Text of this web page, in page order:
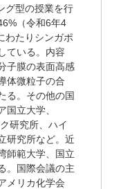
グ型の授業を行
（令和6年4
わたりシンガポ
ている。内容
子膜の表面高感
体微粒子の合
る。その他の国
国立大学、
研究所、ハイ
研究所など。近
師範大学、国立
。国際会議の主
メリカ化学会